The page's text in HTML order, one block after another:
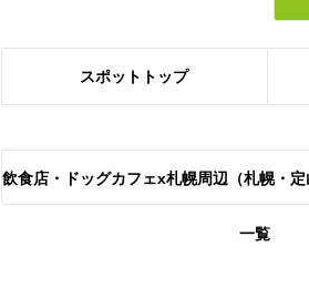
スポット トップ
飲食店・ドッグカフェx札幌周辺（札幌・
一覧